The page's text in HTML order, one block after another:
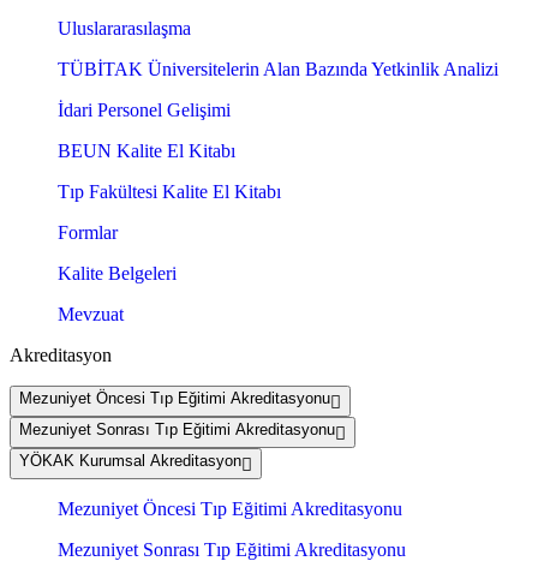
Uluslararasılaşma
TÜBİTAK Üniversitelerin Alan Bazında Yetkinlik Analizi
İdari Personel Gelişimi
BEUN Kalite El Kitabı
Tıp Fakültesi Kalite El Kitabı
Formlar
Kalite Belgeleri
Mevzuat
Akreditasyon
Mezuniyet Öncesi Tıp Eğitimi Akreditasyonu
Mezuniyet Sonrası Tıp Eğitimi Akreditasyonu
YÖKAK Kurumsal Akreditasyon
Mezuniyet Öncesi Tıp Eğitimi Akreditasyonu
Mezuniyet Sonrası Tıp Eğitimi Akreditasyonu